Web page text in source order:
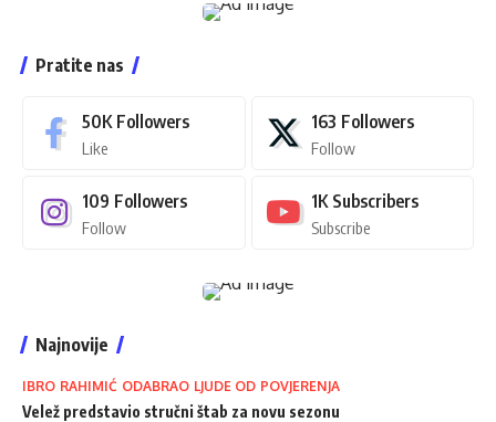
Pratite nas
50K Followers
Like
163 Followers
Follow
109 Followers
Follow
1K Subscribers
Subscribe
Najnovije
IBRO RAHIMIĆ ODABRAO LJUDE OD POVJERENJA
Velež predstavio stručni štab za novu sezonu